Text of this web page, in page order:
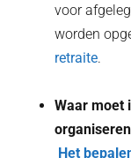
voor
worden
retraite.
Waar moet
Het